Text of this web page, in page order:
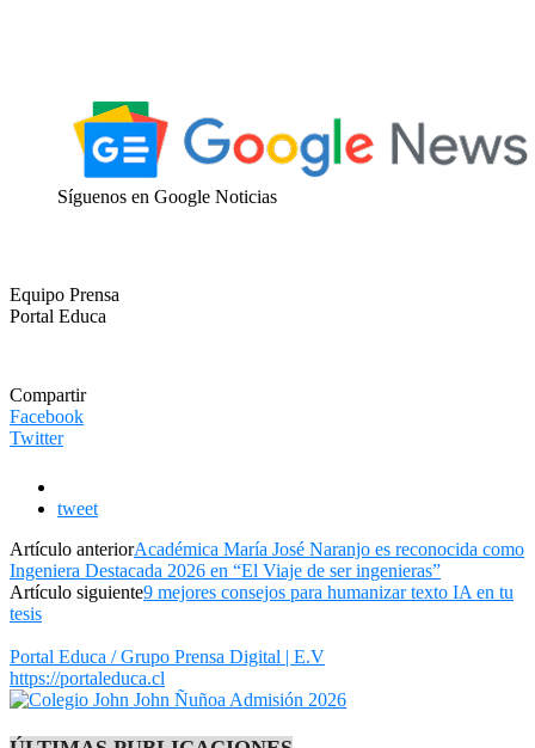
Síguenos en Google Noticias
Equipo Prensa
Portal Educa
Compartir
Facebook
Twitter
tweet
Artículo anteriorAcadémica María José Naranjo es reconocida como
Ingeniera Destacada 2026 en “El Viaje de ser ingenieras”
Artículo siguiente9 mejores consejos para humanizar texto IA en tu
tesis
Portal Educa / Grupo Prensa Digital | E.V
https://portaleduca.cl